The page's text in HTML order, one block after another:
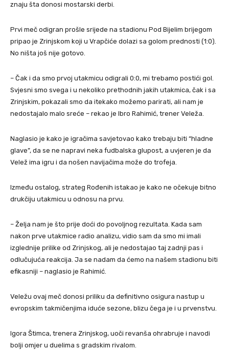
znaju šta donosi mostarski derbi.
Prvi meč odigran prošle srijede na stadionu Pod Bijelim brijegom
pripao je Zrinjskom koji u Vrapčiće dolazi sa golom prednosti (1:0).
No ništa još nije gotovo.
– Čak i da smo prvoj utakmicu odigrali 0:0, mi trebamo postići gol.
Svjesni smo svega i u nekoliko prethodnih jakih utakmica, čak i sa
Zrinjskim, pokazali smo da itekako možemo parirati, ali nam je
nedostajalo malo sreće – rekao je Ibro Rahimić, trener Veleža.
Naglasio je kako je igračima savjetovao kako trebaju biti “hladne
glave”, da se ne napravi neka fudbalska glupost, a uvjeren je da
Velež ima igru i da nošen navijačima može do trofeja.
Između ostalog, strateg Rođenih istakao je kako ne očekuje bitno
drukčiju utakmicu u odnosu na prvu.
– Želja nam je što prije doći do povoljnog rezultata. Kada sam
nakon prve utakmice radio analizu, vidio sam da smo mi imali
izglednije prilike od Zrinjskog, ali je nedostajao taj zadnji pas i
odlučujuća reakcija. Ja se nadam da ćemo na našem stadionu biti
efikasniji – naglasio je Rahimić.
Veležu ovaj meč donosi priliku da definitivno osigura nastup u
evropskim takmičenjima iduće sezone, blizu čega je i u prvenstvu.
Igora Štimca, trenera Zrinjskog, uoči revanša ohrabruje i navodi
bolji omjer u duelima s gradskim rivalom.